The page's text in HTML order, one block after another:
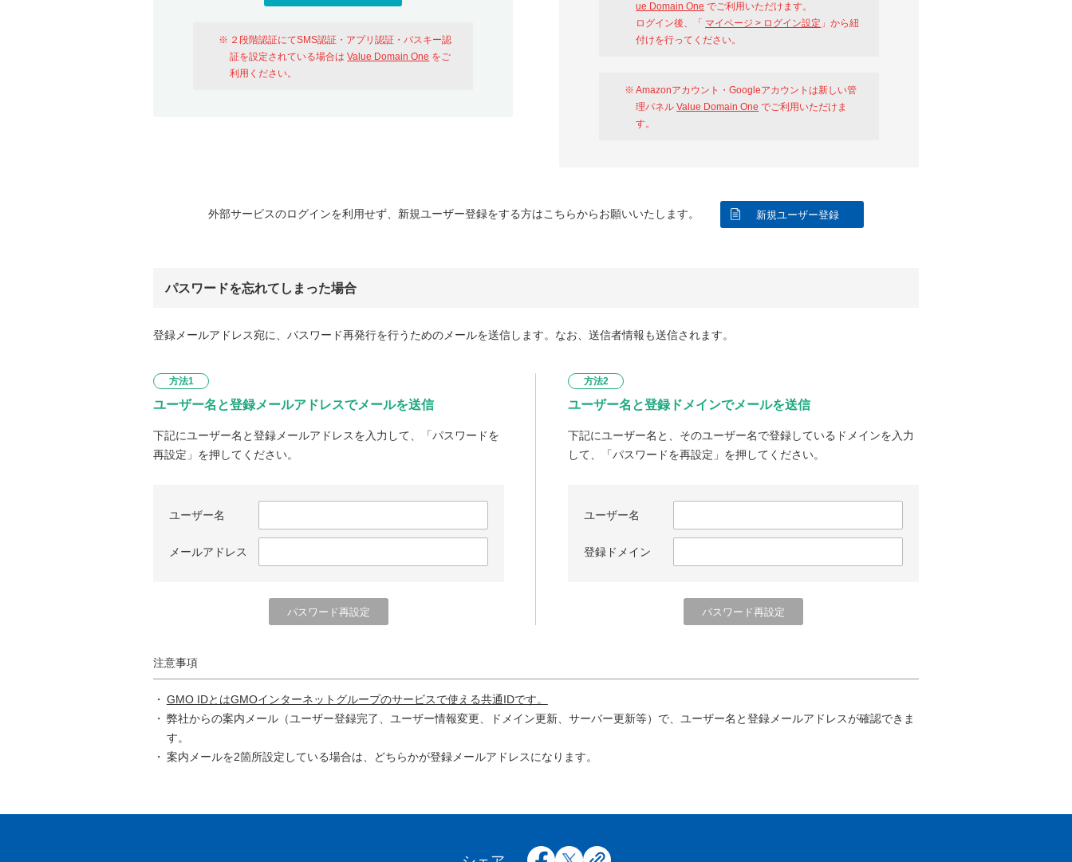
２段階認証にてSMS認証・アプリ認証・パスキー認
証を設定されている場合はValue Domain One をご
利用ください。
ue Domain One でご利用いただけます。
ログイン後、「 マイページ > ログイン設定 」から紐
付けを行ってください。
Amazonアカウント・Googleアカウントは新しい管
理パネルValue Domain One でご利用いただけま
す。
外部サービスのログインを利用せず、新規ユーザー登録をする方はこちらからお願いいたします。 新規ユーザー登録
パスワードを忘れてしまった場合
登録メールアドレス宛に、パスワード再発行を行うためのメールを送信します。なお、送信者情報も送信されます。
方法1
ユーザー名と登録メールアドレスでメールを送信
下記にユーザー名と登録メールアドレスを入力して、「パスワードを
再設定」を押してください。
ユーザー名
メールアドレス
方法2
ユーザー名と登録ドメインでメールを送信
下記にユーザー名と、そのユーザー名で登録しているドメインを入力
して、「パスワードを再設定」を押してください。
ユーザー名
登録ドメイン
注意事項
GMO IDとはGMOインターネットグループのサービスで使える共通IDです。
弊社からの案内メール（ユーザー登録完了、ユーザー情報変更、ドメイン更新、サーバー更新等）で、ユーザー名と登録メールアドレスが確認できま
す。
案内メールを2箇所設定している場合は、どちらかが登録メールアドレスになります。